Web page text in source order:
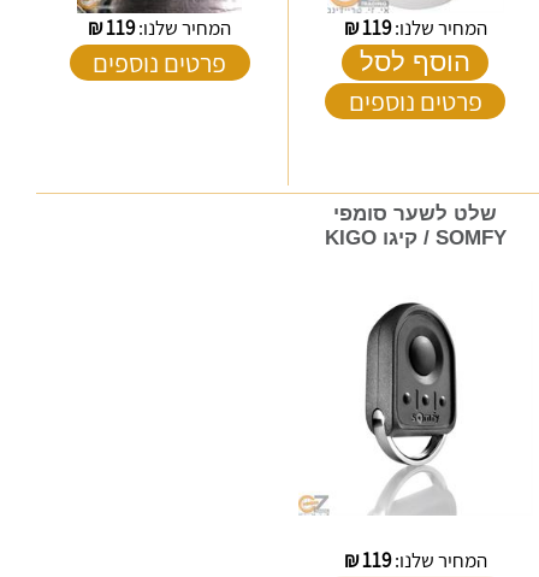
המחיר שלנו:119
₪
הוסף לסל
פרטים נוספים
המחיר שלנו:119
₪
פרטים נוספים
שלט לשער סומפי
SOMFY / קיגו KIGO
המחיר שלנו:119
₪